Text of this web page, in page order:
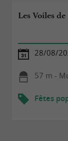
Les Voiles
28/08/
57 m -
Fêtes